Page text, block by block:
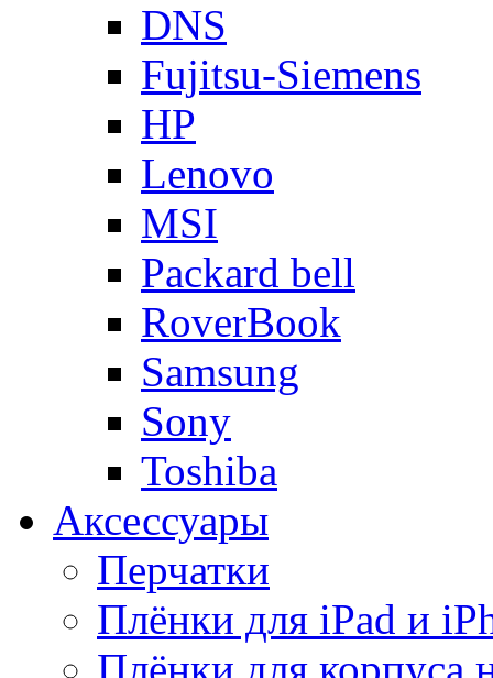
DNS
Fujitsu-Siemens
HP
Lenovo
MSI
Packard bell
RoverBook
Samsung
Sony
Toshiba
Аксессуары
Перчатки
Плёнки для iPad и
Плёнки для корпуса